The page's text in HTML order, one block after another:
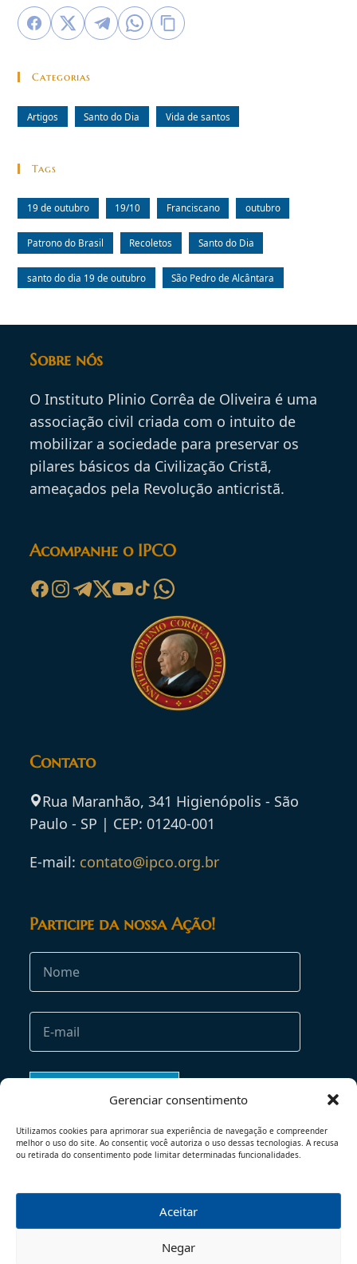
Gerenciar consentimento
Utilizamos cookies para aprimorar sua experiência de navegação e compreender
melhor o uso do site. Ao consentir, você autoriza o uso dessas tecnologias. A recusa
ou retirada do consentimento pode limitar determinadas funcionalidades.
Aceitar
Negar
Categorias
Artigos Santo do Dia Vida de santos
Tags
19 de outubro 19/10 Franciscano outubro
Patrono do Brasil Recoletos Santo do Dia
santo do dia 19 de outubro São Pedro de Alcântara
Sobre nós
O Instituto Plinio Corrêa de Oliveira é uma
associação civil criada com o intuito de
mobilizar a sociedade para preservar os
pilares básicos da Civilização Cristã,
ameaçados pela Revolução anticristã.
Acompanhe o IPCO
Contato
Rua Maranhão, 341 Higienópolis - São
Paulo - SP | CEP: 01240-001
E-mail: contato@ipco.org.br
Participe da nossa Ação!
POLÍTICA DE PRIVACIDADE
© 2026 - TODOS OS DIREITOS RESERVADOS